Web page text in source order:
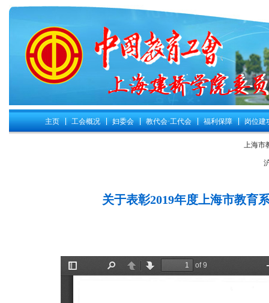
主页 工会概况 妇委会 教代会·工代会 福利保障 岗位建
上海市
关于表彰2019年度上海市教育